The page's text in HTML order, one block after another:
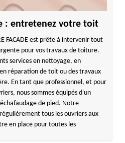
: entretenez votre toit
FACADE est prête à intervenir tout
pour vos travaux de toiture.
services en nettoyage, en
réparation de toit ou des travaux
En tant que professionnel, et pour
nous sommes équipés d'un
de pied. Notre
tous les ouvriers aux
en place pour toutes les